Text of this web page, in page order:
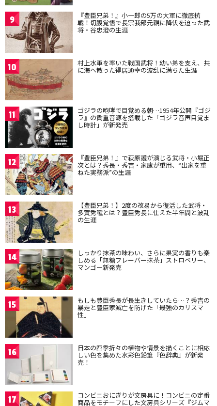
9 『豊臣兄弟！』小一郎の5万の大軍に徹底抗
戦！切腹覚悟で長宗我部元親に降伏を迫った武
将・谷忠澄の生涯
10 村上水軍を率いた戦国武将！幼い弟を支え、共
に海へ散った得居通幸の波乱に満ちた生涯
11 ゴジラの咆哮で目覚める朝…1954年公開『ゴジ
ラ』の貴重音源を搭載した「ゴジラ音声目覚ま
し時計」が新発売
12 『豊臣兄弟！』で萩原護が演じる武将・小堀正
次とは？秀長・秀吉・家康が重用、“出家を重
ねた実務派”の生涯
13 【豊臣兄弟！】2度の改易から復活した武将・
多賀秀種とは？豊臣秀長に仕えた半年間と波乱
の生涯
14 しっかり抹茶の味わい、さらに果実の香りも楽
しめる「無糖フレーバー抹茶」ストロベリー、
マンゴー新発売
15 もしも豊臣秀長が長生きしていたら…？秀吉の
暴走と豊臣家滅亡を防げた「最強のカリスマ
性」
16 日本の四季折々の植物や情景を描くことに相応
しい色を集めた水彩色鉛筆『色辞典』が新発
売！
17 コンビニおにぎりが文房具に！コンビニの定番
商品をモチーフにした文房具シリーズ『ジムマ